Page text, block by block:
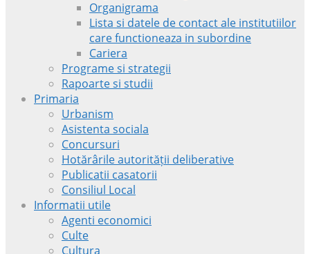
Organigrama
Lista si datele de contact ale institutiilor
care functioneaza in subordine
Cariera
Programe si strategii
Rapoarte si studii
Primaria
Urbanism
Asistenta sociala
Concursuri
Hotărârile autorității deliberative
Publicatii casatorii
Consiliul Local
Informatii utile
Agenti economici
Culte
Cultura